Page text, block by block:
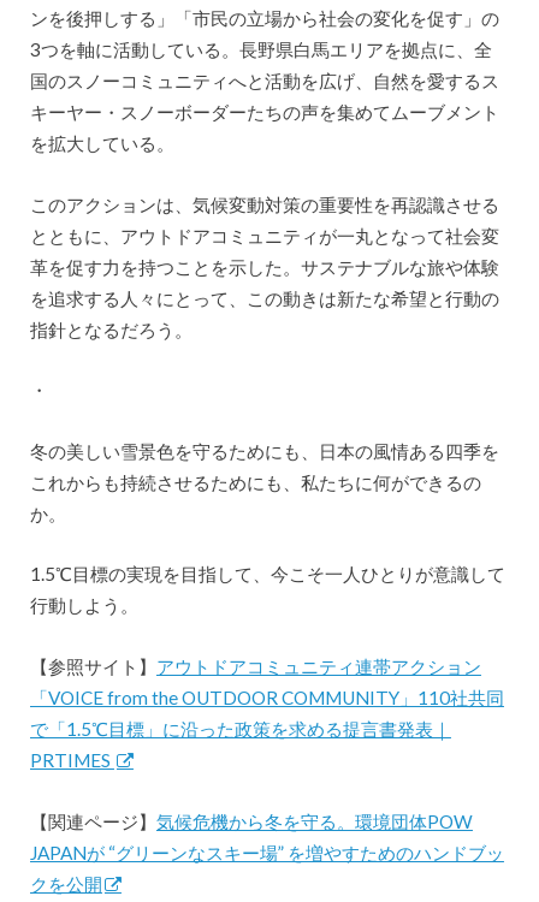
ンを後押しする」「市民の立場から社会の変化を促す」の
3つを軸に活動している。長野県白馬エリアを拠点に、全
国のスノーコミュニティへと活動を広げ、自然を愛するス
キーヤー・スノーボーダーたちの声を集めてムーブメント
を拡大している。
このアクションは、気候変動対策の重要性を再認識させる
とともに、アウトドアコミュニティが一丸となって社会変
革を促す力を持つことを示した。サステナブルな旅や体験
を追求する人々にとって、この動きは新たな希望と行動の
指針となるだろう。
・
冬の美しい雪景色を守るためにも、日本の風情ある四季を
これからも持続させるためにも、私たちに何ができるの
か。
1.5℃目標の実現を目指して、今こそ一人ひとりが意識して
行動しよう。
【参照サイト】 アウトドアコミュニティ連帯アクション
「VOICE from the OUTDOOR COMMUNITY」110社共同
で「1.5℃目標」に沿った政策を求める提言書発表｜
PRTIMES
【関連ページ】 気候危機から冬を守る。環境団体POW
JAPANが “グリーンなスキー場” を増やすためのハンドブッ
クを公開